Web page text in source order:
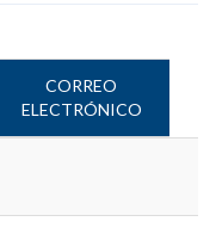
CORREO
ELECTRÓNICO